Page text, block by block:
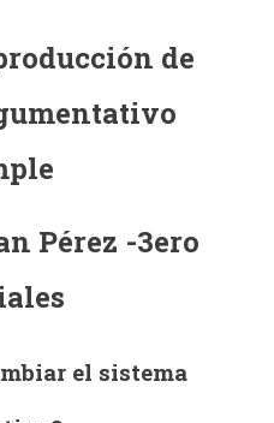
de
Pérez -3ero
el sistema